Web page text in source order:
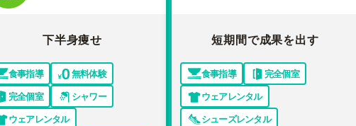
下半身痩せ
食事指導
無料体験
完全個室
シャワー
ウェアレンタル
短期間で成果を出す
食事指導
完全個室
ウェアレンタル
シューズレンタル